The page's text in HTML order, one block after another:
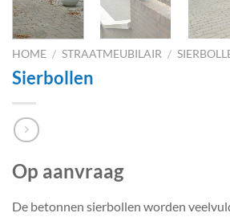
HOME / STRAATMEUBILAIR /
Sierbollen
Op aanvraag
De betonnen sierbollen worden